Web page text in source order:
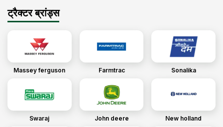
ट्रैक्टर ब्रांड्स
Massey ferguson Farmtrac Sonalika
Swaraj John deere New holland